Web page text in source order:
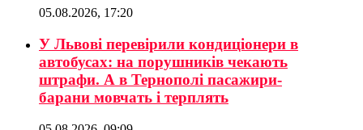
05.08.2026, 17:20
У Львові перевірили кондиціонери в
автобусах: на порушників чекають
штрафи. А в Тернополі пасажири-
барани мовчать і терплять